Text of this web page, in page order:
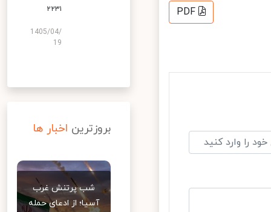
PDF
۲۲۳۱
1405/04/
19
بروزترین اخبار ها
شب پرتنش غرب
آسیا؛ از ادعای حمله